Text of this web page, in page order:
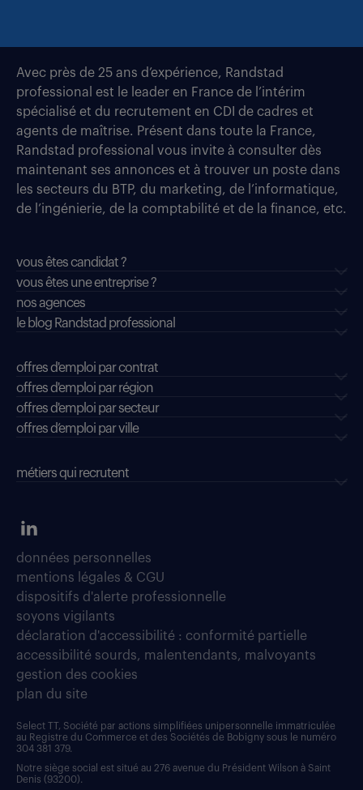
Avec près de 25 ans d’expérience, Randstad
professional est le leader en France de l’intérim
spécialisé et du recrutement en CDI de cadres et
agents de maîtrise. Présent dans toute la France,
Randstad professional vous invite à consulter dès
maintenant ses annonces et à trouver un poste dans
les secteurs du BTP, du marketing, de l’informatique,
de l’ingénierie, de la comptabilité et de la finance, etc.
vous êtes candidat ?
vous êtes une entreprise ?
nos agences
le blog Randstad professional
offres d'emploi par contrat
offres d'emploi par région
offres d'emploi par secteur
offres d’emploi par ville
métiers qui recrutent
données personnelles
mentions légales & CGU
dispositifs d'alerte professionnelle
soyons vigilants
déclaration d'accessibilité : conformité partielle
accessibilité sourds, malentendants, malvoyants
gestion des cookies
plan du site
Select TT, Société par actions simplifiées unipersonnelle immatriculée
au Registre du Commerce et des Sociétés de Bobigny sous le numéro
304 381 379.
Notre siège social est situé au 276 avenue du Président Wilson à Saint
Denis (93200).